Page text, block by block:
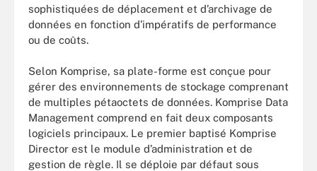
sophistiquées de déplacement et d’archivage de
données en fonction d’impératifs de performance
ou de coûts.
Selon Komprise, sa plate-forme est conçue pour
gérer des environnements de stockage comprenant
de multiples pétaoctets de données. Komprise Data
Management comprend en fait deux composants
logiciels principaux. Le premier baptisé Komprise
Director est le module d’administration et de
gestion de règle. Il se déploie par défaut sous